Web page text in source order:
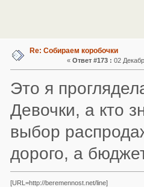
Re: Собираем коробочки
« Ответ #173 : 02
Это я
Девочки, а кто
выбор
дорого, а
[URL=http://beremennost.net/line]